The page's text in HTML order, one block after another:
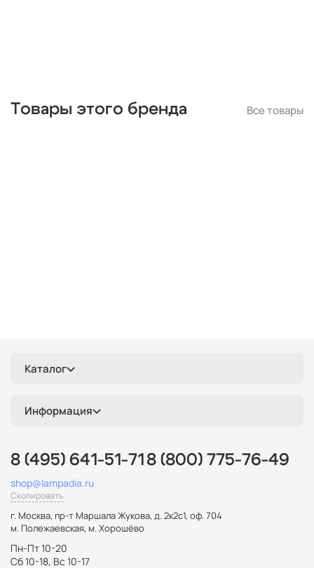
Товары этого бренда Все товары
Каталог
Информация
8 (495) 641-51-71 8 (800) 775-76-49
shop@lampadia.ru
Скопировать
г. Москва, пр-т Маршала Жукова, д. 2к2с1, оф. 704
м. Полежаевская, м. Хорошёво
Пн-Пт 10-20
Сб 10-18, Вс 10-17